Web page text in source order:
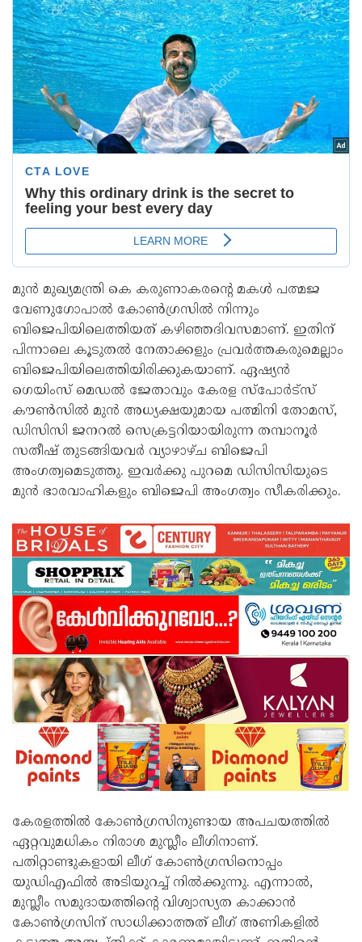
മുന്‍ മുഖ്യമന്ത്രി കെ കരുണാകരന്റെ മകള്‍ പത്മജ
വേണുഗോപാല്‍ കോണ്‍ഗ്രസില്‍ നിന്നും
ബിജെപിയിലെത്തിയത് കഴിഞ്ഞദിവസമാണ്. ഇതിന്
പിന്നാലെ കൂടുതല്‍ നേതാക്കളും പ്രവര്‍ത്തകരുമെല്ലാം
ബിജെപിയിലെത്തിയിരിക്കുകയാണ്. ഏഷ്യന്‍
ഗെയിംസ് മെഡല്‍ ജേതാവും കേരള സ്‌പോര്‍ട്‌സ്
കൗണ്‍സില്‍ മുന്‍ അധ്യക്ഷയുമായ പത്മിനി തോമസ്,
ഡിസിസി ജനറല്‍ സെക്രട്ടറിയായിരുന്ന തമ്പാനൂര്‍
സതീഷ് തുടങ്ങിയവര്‍ വ്യാഴാഴ്ച ബിജെപി
അംഗത്വമെടുത്തു. ഇവര്‍ക്കു പുറമെ ഡിസിസിയുടെ
മുന്‍ ഭാരവാഹികളും ബിജെപി അംഗത്വം സീകരിക്കും.
കേരളത്തില്‍ കോണ്‍ഗ്രസിനുണ്ടായ അപചയത്തില്‍
ഏറ്റവുമധികം നിരാശ മുസ്ലീം ലീഗിനാണ്.
പതിറ്റാണ്ടുകളായി ലീഗ് കോണ്‍ഗ്രസിനൊപ്പം
യുഡിഎഫില്‍ അടിയുറച്ച് നില്‍ക്കുന്നു. എന്നാല്‍,
മുസ്ലീം സമുദായത്തിന്റെ വിശ്വാസ്യത കാക്കാന്‍
കോണ്‍ഗ്രസിന് സാധിക്കാത്തത് ലീഗ് അണികളില്‍